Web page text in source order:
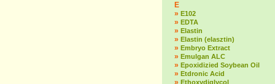
E
» E102
» EDTA
» Elastin
» Elastin (elasztin)
» Embryo Extract
» Emulgan ALC
» Epoxidizied Soybean Oil
» Etdronic Acid
» Ethoxydiglycol